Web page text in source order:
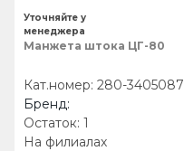
Манжета штока ЦГ-80
280-3405087
1
На филиалах
Уточняйте у
менеджера